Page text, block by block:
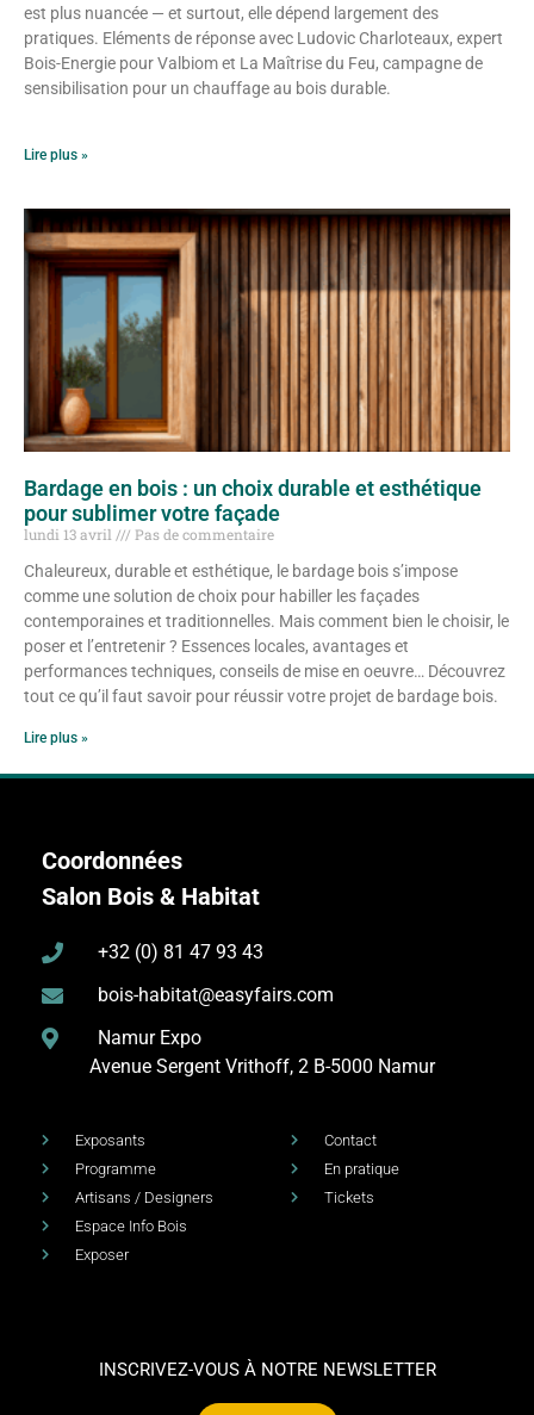
est plus nuancée — et surtout, elle dépend largement des
pratiques. Eléments de réponse avec Ludovic Charloteaux, expert
Bois-Energie pour Valbiom et La Maîtrise du Feu, campagne de
sensibilisation pour un chauffage au bois durable.
Lire plus »
Bardage en bois : un choix durable et esthétique
pour sublimer votre façade
lundi 13 avril
Pas de commentaire
Chaleureux, durable et esthétique, le bardage bois s’impose
comme une solution de choix pour habiller les façades
contemporaines et traditionnelles. Mais comment bien le choisir, le
poser et l’entretenir ? Essences locales, avantages et
performances techniques, conseils de mise en oeuvre… Découvrez
tout ce qu’il faut savoir pour réussir votre projet de bardage bois.
Lire plus »
Coordonnées
Salon Bois & Habitat
+32 (0) 81 47 93 43
bois-habitat@easyfairs.com
Namur Expo
Avenue Sergent Vrithoff, 2 B-5000 Namur
Exposants
Programme
Artisans / Designers
Espace Info Bois
Exposer
Contact
En pratique
Tickets
INSCRIVEZ-VOUS À NOTRE NEWSLETTER